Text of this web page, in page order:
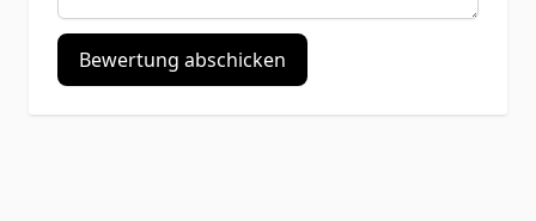
Bewertung abschicken